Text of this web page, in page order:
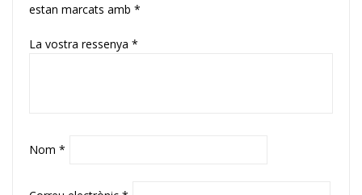
estan marcats amb *
La vostra ressenya *
Nom *